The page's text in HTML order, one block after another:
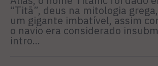
“Titã”, deus na mitologia
um gigante imbatível, assim
o navio era considerado
intro...